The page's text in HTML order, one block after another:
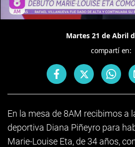
Martes 21 de Abril
compartí en:
En la mesa de 8AM recibimos a
deportiva Diana Piñeyro para
Marie-Louise Eta, de 34 años,